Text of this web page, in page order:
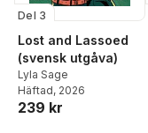
Del 3
Lost and Lassoed
(svensk utgåva)
Lyla Sage
Häftad, 2026
239 kr